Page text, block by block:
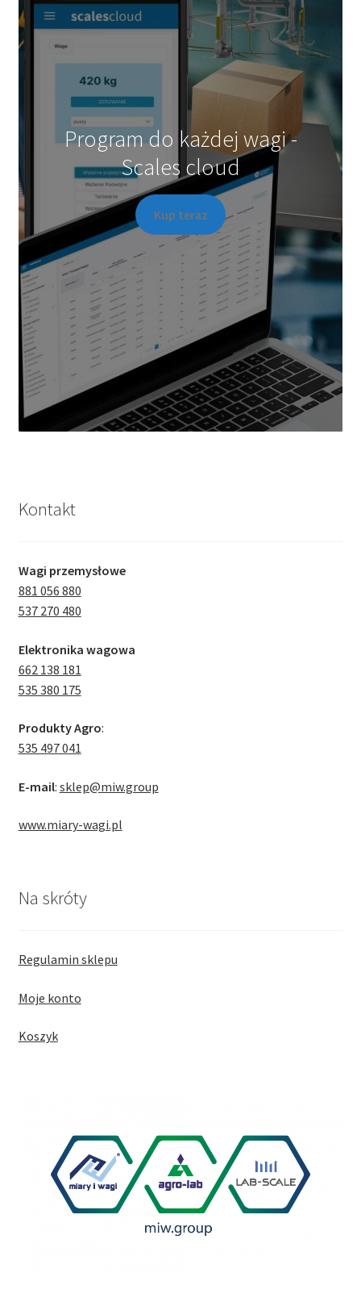
Program do każdej wagi -
Scales cloud
Kup teraz
Kontakt
Wagi przemysłowe
881 056 880
537 270 480
Elektronika wagowa
662 138 181
535 380 175
Produkty Agro:
535 497 041
E-mail: sklep@miw.group
www.miary-wagi.pl
Na skróty
Regulamin sklepu
Moje konto
Koszyk